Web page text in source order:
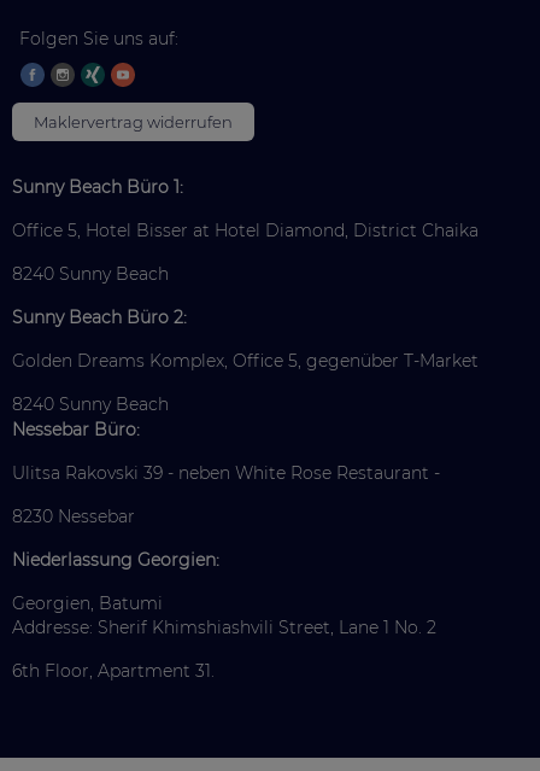
Folgen Sie uns auf:
Maklervertrag widerrufen
Sunny Beach Büro 1:
Office 5, Hotel Bisser at Hotel Diamond, District Chaika
8240 Sunny Beach
Sunny Beach Büro 2:
Golden Dreams Komplex, Office 5, gegenüber T-Market
8240 Sunny Beach
Nessebar Büro:
Ulitsa Rakovski 39 - neben White Rose Restaurant -
8230 Nessebar
Niederlassung Georgien:
Georgien, Batumi
Addresse: Sherif Khimshiashvili Street, Lane 1 No. 2
6th Floor, Apartment 31.